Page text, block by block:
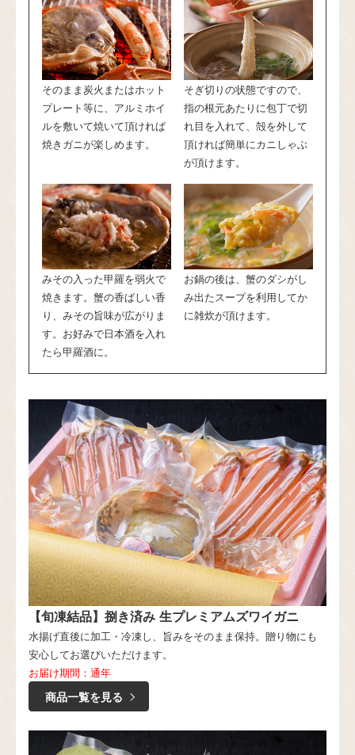
そのまま炭火またはホット
プレート等に、アルミホイ
ルを敷いて焼いて頂ければ
焼きガニが楽しめます。
そぎ切りの状態ですので、
指の根元あたりに包丁で切
れ目を入れて、殻を外して
頂ければ簡単にカニしゃぶ
が頂けます。
みその入った甲羅を弱火で
焼きます。蟹の香ばしい香
り、みその旨味が広がりま
す。お好みで日本酒を入れ
たら甲羅酒に。
お鍋の後は、蟹のダシがし
み出たスープを利用してか
に雑炊が頂けます。
【旬凍結品】捌き済み 生プレミアムズワイガニ
水揚げ直後に加工・冷凍し、旨みをそのまま保持。贈り物にも
安心してお選びいただけます。
お届け期間：通年
商品一覧を見る